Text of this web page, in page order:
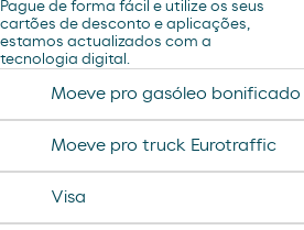
Pague de forma fácil e utilize os seus
cartões de desconto e aplicações,
estamos actualizados com a
tecnologia digital.
Moeve pro gasóleo bonificado
Moeve pro truck Eurotraffic
Visa